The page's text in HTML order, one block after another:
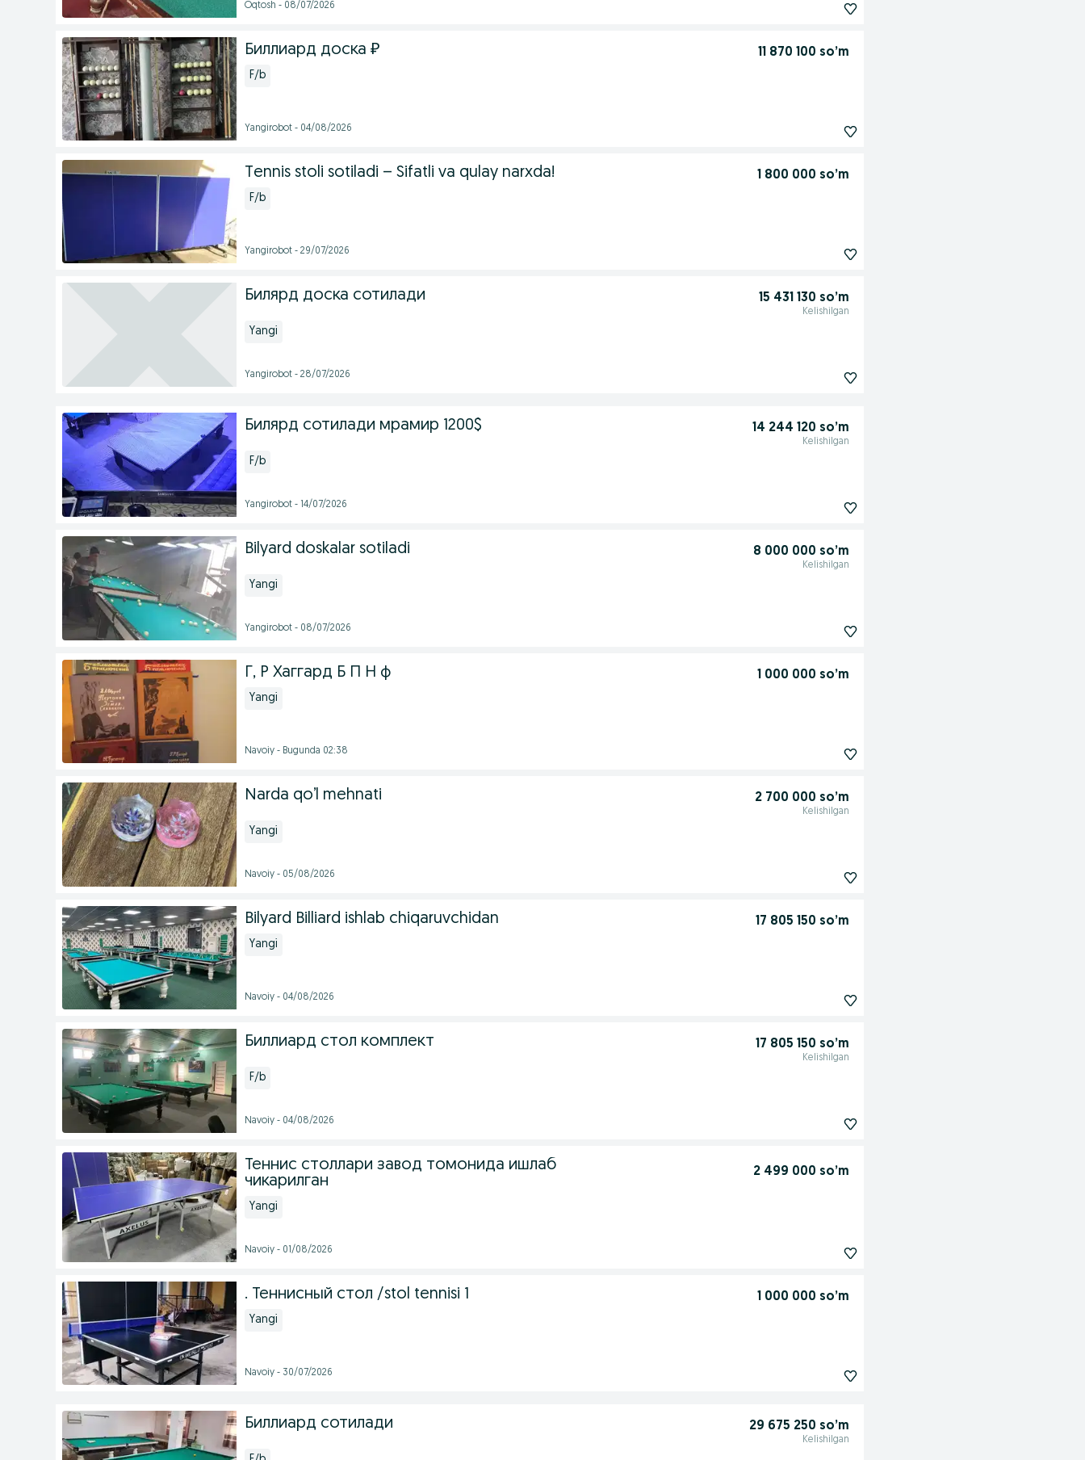
Oqtosh - 08/07/2026
Биллиард доска ₽ 11 870 100 so’m
F/b
Yangirobot - 04/08/2026
Tennis stoli sotiladi – Sifatli va qulay narxda! 1 800 000 so’m
F/b
Yangirobot - 29/07/2026
Билярд доска сотилади 15 431 130 so’m
Kelishilgan
Yangi
Yangirobot - 28/07/2026
Билярд сотилади мрамир 1200$ 14 244 120 so’m
Kelishilgan
F/b
Yangirobot - 14/07/2026
Bilyard doskalar sotiladi 8 000 000 so’m
Kelishilgan
Yangi
Yangirobot - 08/07/2026
Г, Р Хаггард Б П Н ф 1 000 000 so’m
Yangi
Navoiy - Bugunda 02:38
Narda qo’l mehnati 2 700 000 so’m
Kelishilgan
Yangi
Navoiy - 05/08/2026
Bilyard Billiard ishlab chiqaruvchidan 17 805 150 so’m
Yangi
Navoiy - 04/08/2026
Биллиард стол комплект 17 805 150 so’m
Kelishilgan
F/b
Navoiy - 04/08/2026
Теннис столлари завод томонида ишлаб
чикарилган
2 499 000 so’m
Yangi
Navoiy - 01/08/2026
. Теннисный стол /stol tennisi 1 1 000 000 so’m
Yangi
Navoiy - 30/07/2026
Биллиард сотилади 29 675 250 so’m
Kelishilgan